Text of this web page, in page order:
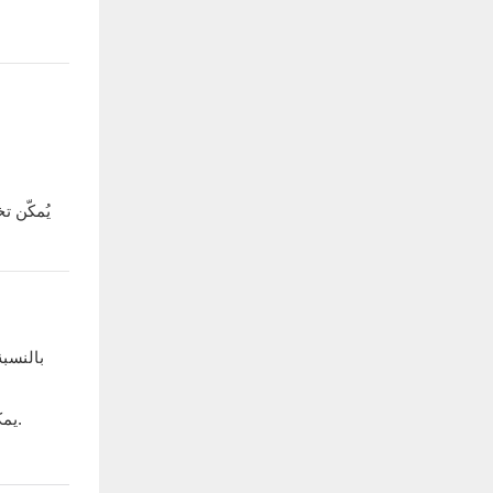
يُمكّن
يمكن أن يساعد تحليل النظام المصمم خصيصًا في تحديد فترات الاسترداد المتوقعة، وإمكانات التوفير، وتكوين النظام الأمثل لكل سيناريو تطبيق.